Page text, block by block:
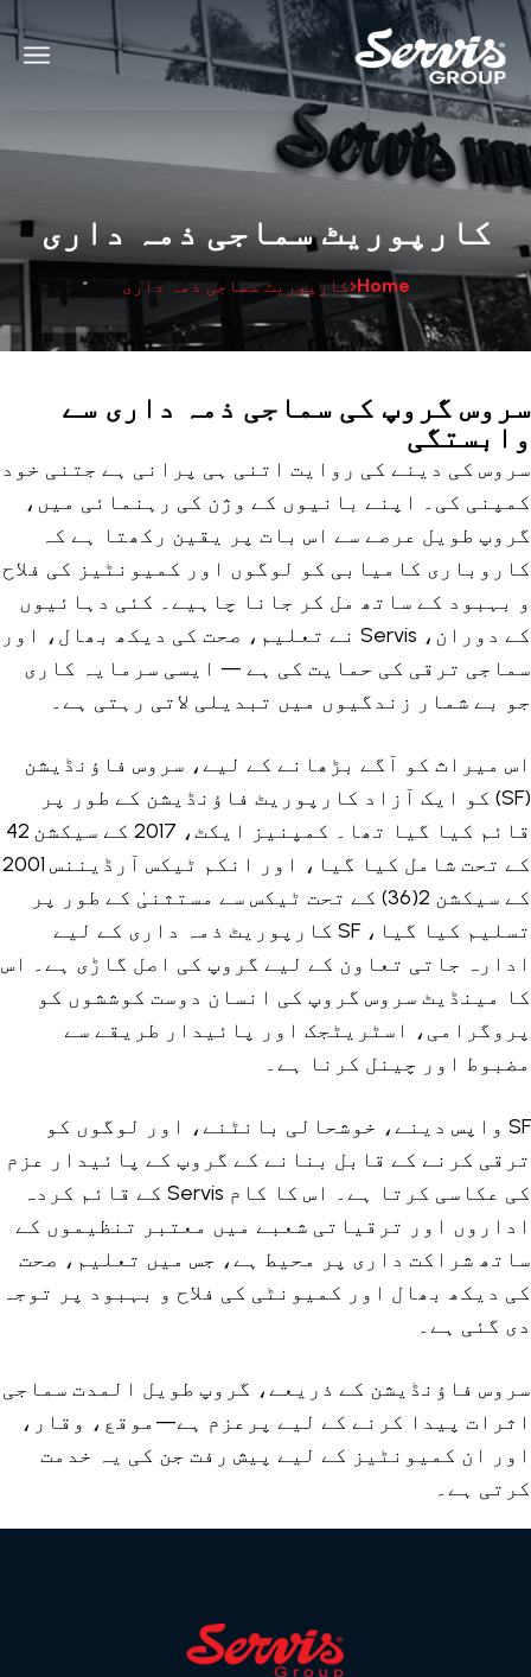
کارپوریٹ سماجی ذمہ داری
Home کارپوریٹ سماجی ذمہ داری
سروس گروپ کی سماجی ذمہ داری سے
وابستگی
سروس کی دینے کی روایت اتنی ہی پرانی ہے جتنی خود
کمپنی کی۔ اپنے بانیوں کے وژن کی رہنمائی میں،
گروپ طویل عرصے سے اس بات پر یقین رکھتا ہے کہ
کاروباری کامیابی کو لوگوں اور کمیونٹیز کی فلاح
و بہبود کے ساتھ مل کر جانا چاہیے۔ کئی دہائیوں
کے دوران، Servis نے تعلیم، صحت کی دیکھ بھال، اور
سماجی ترقی کی حمایت کی ہے — ایسی سرمایہ کاری
جو بے شمار زندگیوں میں تبدیلی لاتی رہتی ہے۔
اس میراث کو آگے بڑھانے کے لیے، سروس فاؤنڈیشن
(SF) کو ایک آزاد کارپوریٹ فاؤنڈیشن کے طور پر
قائم کیا گیا تھا۔ کمپنیز ایکٹ، 2017 کے سیکشن 42
کے تحت شامل کیا گیا، اور انکم ٹیکس آرڈیننس 2001
کے سیکشن 2(36) کے تحت ٹیکس سے مستثنیٰ کے طور پر
تسلیم کیا گیا، SF کارپوریٹ ذمہ داری کے لیے
ادارہ جاتی تعاون کے لیے گروپ کی اصل گاڑی ہے۔ اس
کا مینڈیٹ سروس گروپ کی انسان دوست کوششوں کو
پروگرامی، اسٹریٹجک اور پائیدار طریقے سے
مضبوط اور چینل کرنا ہے۔
SF واپس دینے، خوشحالی بانٹنے، اور لوگوں کو
ترقی کرنے کے قابل بنانے کے گروپ کے پائیدار عزم
کی عکاسی کرتا ہے۔ اس کا کام Servis کے قائم کردہ
اداروں اور ترقیاتی شعبے میں معتبر تنظیموں کے
ساتھ شراکت داری پر محیط ہے، جس میں تعلیم، صحت
کی دیکھ بھال اور کمیونٹی کی فلاح و بہبود پر توجہ
دی گئی ہے۔
سروس فاؤنڈیشن کے ذریعے، گروپ طویل المدت سماجی
اثرات پیدا کرنے کے لیے پرعزم ہے—موقع، وقار،
اور ان کمیونٹیز کے لیے پیش رفت جن کی یہ خدمت
کرتی ہے۔